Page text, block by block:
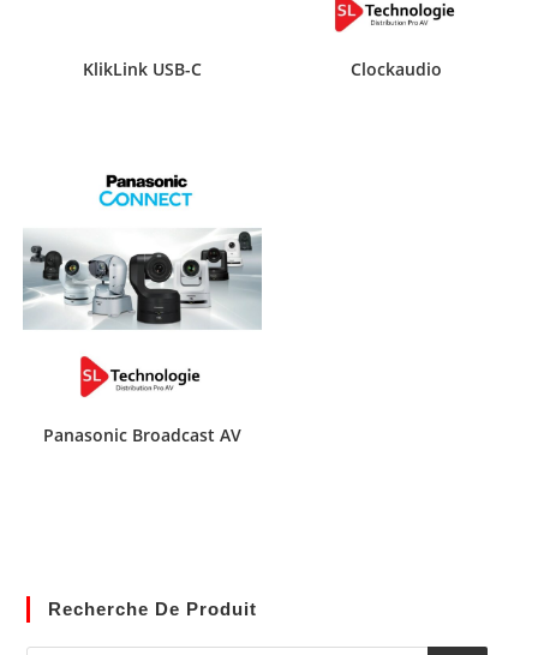
KlikLink USB-C Clockaudio
Panasonic Broadcast AV
Recherche De Produit